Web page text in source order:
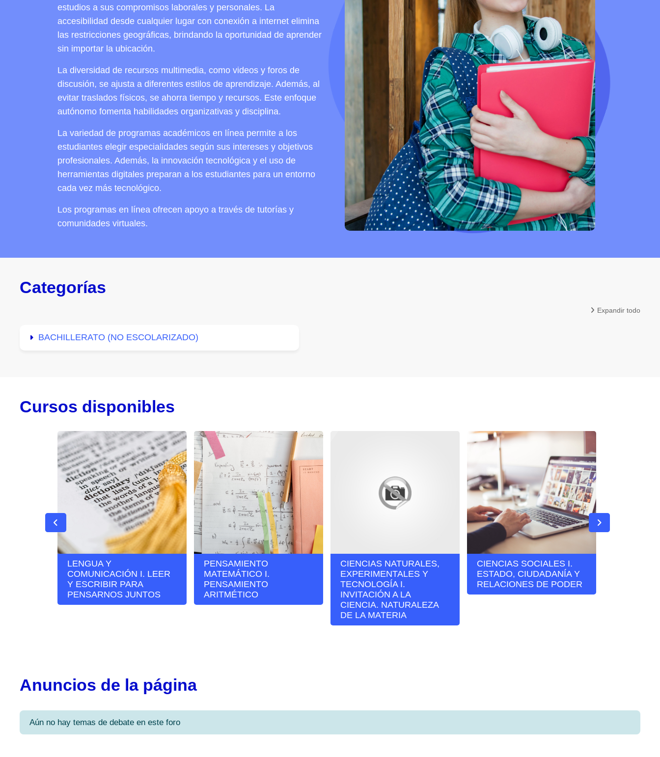
estudios a sus compromisos laborales y personales. La
accesibilidad desde cualquier lugar con conexión a internet elimina
las restricciones geográficas, brindando la oportunidad de aprender
sin importar la ubicación.
La diversidad de recursos multimedia, como videos y foros de
discusión, se ajusta a diferentes estilos de aprendizaje. Además, al
evitar traslados físicos, se ahorra tiempo y recursos. Este enfoque
autónomo fomenta habilidades organizativas y disciplina.
La variedad de programas académicos en línea permite a los
estudiantes elegir especialidades según sus intereses y objetivos
profesionales. Además, la innovación tecnológica y el uso de
herramientas digitales preparan a los estudiantes para un entorno
cada vez más tecnológico.
Los programas en línea ofrecen apoyo a través de tutorías y
comunidades virtuales.
Categorías
Expandir todo
BACHILLERATO (NO ESCOLARIZADO)
Cursos disponibles
LENGUA Y
COMUNICACIÓN I. LEER
Y ESCRIBIR PARA
PENSARNOS JUNTOS
PENSAMIENTO
MATEMÁTICO I.
PENSAMIENTO
ARITMÉTICO
CIENCIAS NATURALES,
EXPERIMENTALES Y
TECNOLOGÍA I.
INVITACIÓN A LA
CIENCIA. NATURALEZA
DE LA MATERIA
CIENCIAS SOCIALES I.
ESTADO, CIUDADANÍA Y
RELACIONES DE PODER
Anuncios de la página
Aún no hay temas de debate en este foro